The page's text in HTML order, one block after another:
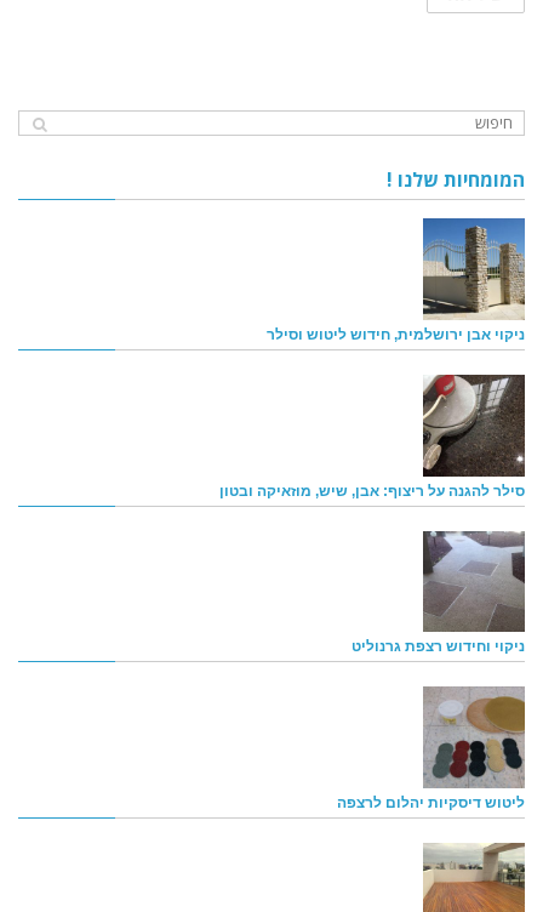
המומחיות שלנו !
ניקוי אבן ירושלמית, חידוש ליטוש וסילר
סילר להגנה על ריצוף: אבן, שיש, מוזאיקה ובטון
ניקוי וחידוש רצפת גרנוליט
ליטוש דיסקיות יהלום לרצפה